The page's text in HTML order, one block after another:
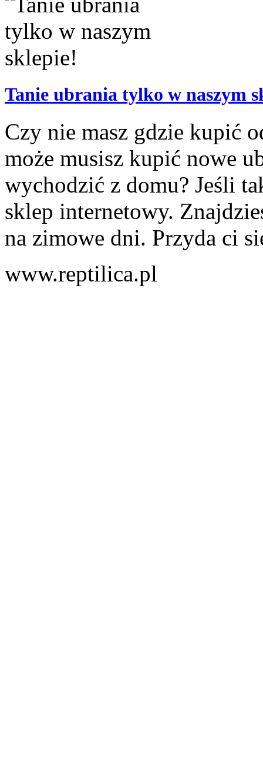
Tanie ubrania tylko w naszym
Czy nie masz gdzie kupić
może musisz kupić nowe
wychodzić z domu? Jeśli
sklep internetowy.
na zimowe dni. Przyda ci
www.reptilica.pl